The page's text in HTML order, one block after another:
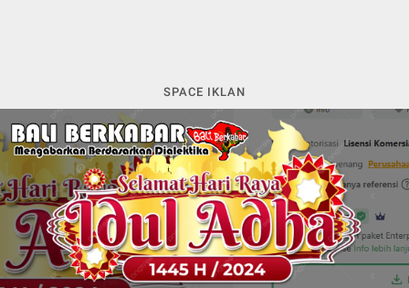
SPACE IKLAN